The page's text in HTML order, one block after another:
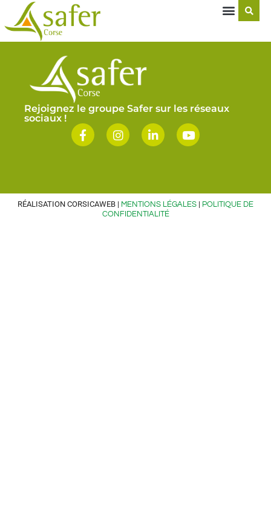
Rejoignez le groupe Safer sur les réseaux
sociaux !
RÉALISATION CORSICAWEB | MENTIONS LÉGALES | POLITIQUE DE
CONFIDENTIALITÉ